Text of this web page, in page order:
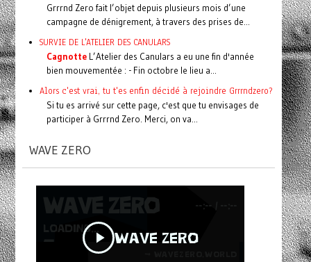
Grrrnd Zero fait l’objet depuis plusieurs mois d’une
campagne de dénigrement, à travers des prises de...
SURVIE DE L'ATELIER DES CANULARS
CagnotteL’Atelier des Canulars a eu une fin d'année
bien mouvementée : - Fin octobre le lieu a...
Alors c'est vrai, tu t'es enfin décidé à rejoindre Grrrndzero?
Si tu es arrivé sur cette page, c'est que tu envisages de
participer à Grrrnd Zero. Merci, on va...
WAVE ZERO